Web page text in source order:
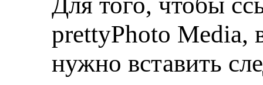
prettyPhoto Media,
нужно вставить